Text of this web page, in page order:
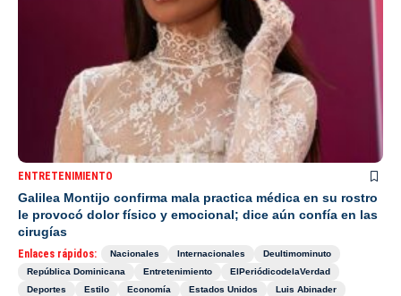
ENTRETENIMIENTO
Galilea Montijo confirma mala practica médica en su rostro
le provocó dolor físico y emocional; dice aún confía en las
cirugías
Enlaces rápidos: Nacionales Internacionales
Deultimominuto
República Dominicana
Entretenimiento
ElPeriódicodelaVerdad
Deportes
Estilo Economía Estados Unidos
Luis Abinader